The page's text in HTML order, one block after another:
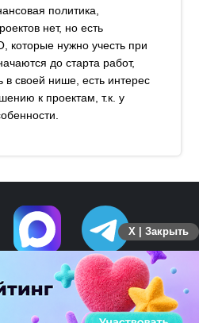
политика,
нет, но есть
которые нужно учесть при
до старта работ,
в своей нише, есть интерес
к проектам, т.к. у
X | Закрыть
ПОЛНУЮ ВЕРСИЮ
права защищены. 2026